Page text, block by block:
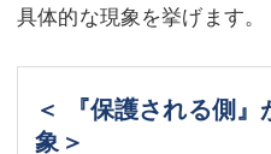
具体的な現象を挙げます。
＜ 『保護される側
象＞